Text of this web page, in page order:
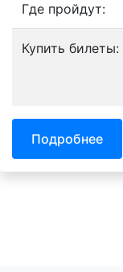
Где пройдут:
Купить билеты:
Подробнее